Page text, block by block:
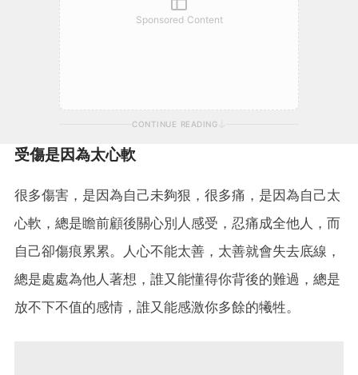
Sponsored Content
CONTINUE READING
受傷是因為太心軟
很多傷害，是因為自己未夠狠，很多痛，是因為自己太
心軟，總是瞻前顧後關心別人感受，忍痛成全他人，而
自己卻傷痕累累。人心不能太善，太善就會失去底線，
總是處處為他人著想，誰又能懂得你背後的難過，總是
放不下不值的感情，誰又能感激你多餘的犧牲。